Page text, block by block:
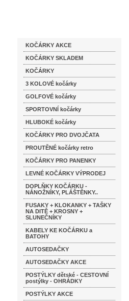
KOČÁRKY AKCE
KOČÁRKY SKLADEM
KOČÁRKY
3 KOLOVÉ kočárky
GOLFOVÉ kočárky
SPORTOVNÍ kočárky
HLUBOKÉ kočárky
KOČÁRKY PRO DVOJČATA
PROUTĚNÉ kočárky retro
KOČÁRKY PRO PANENKY
LEVNÉ KOČÁRKY VÝPRODEJ
DOPLŇKY KOČÁRKU -
NÁNOŽNÍKY, PLÁŠTĚNKY..
FUSAKY + KLOKANKY + TAŠKY
NA DITĚ + KROSNY +
SLUNEČNÍKY
KABELY KE KOČÁRKU a
BATOHY
AUTOSEDAČKY
AUTOSEDAČKY AKCE
POSTÝLKY dětské - CESTOVNÍ
postýlky - OHRÁDKY
POSTÝLKY AKCE